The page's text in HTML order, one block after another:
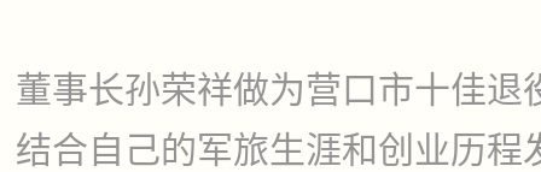
董事长孙荣祥做为营口市十佳退
结合自己的军旅生涯和创业历程